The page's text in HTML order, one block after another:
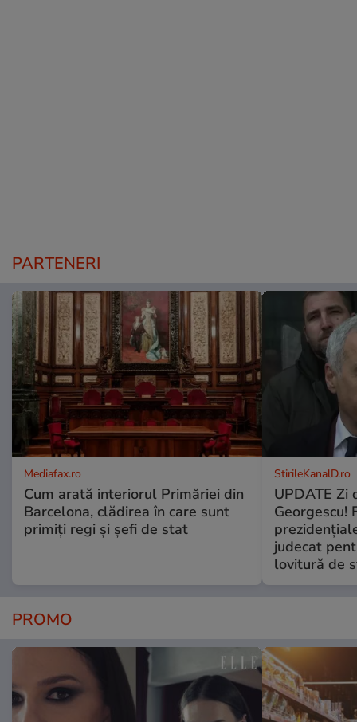
PARTENERI
Mediafax.ro
Cum arată interiorul Primăriei din
Barcelona, clădirea în care sunt
primiți regi și șefi de stat
StirileKanalD.ro
UPDATE Zi
Georgescu!
judecat
lovitură de
PROMO